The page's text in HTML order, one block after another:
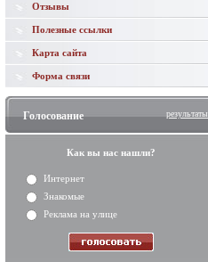
Отзывы
Полезные ссылки
Карта сайта
Форма связи
Голосование результаты
Как вы нас нашли?
Интернет
Знакомые
Реклама на улице